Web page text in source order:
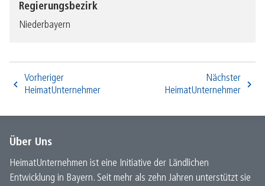
Regierungsbezirk
Niederbayern
Vorheriger
HeimatUnternehmer
Nächster
HeimatUnternehmer
Über Uns
HeimatUnternehmen ist eine Initiative der Ländlichen
Entwicklung in Bayern. Seit mehr als zehn Jahren unterstützt sie